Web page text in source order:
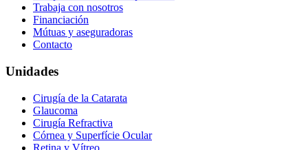
Trabaja con nosotros
Financiación
Mútuas y aseguradoras
Contacto
Unidades
Cirugía de la Catarata
Glaucoma
Cirugía Refractiva
Córnea y Superfície Ocular
Retina y Vítreo